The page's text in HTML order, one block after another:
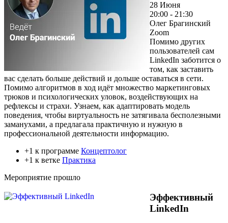
28 Июня
20:00 - 21:30
Олег Брагинский
Zoom
Помимо других
пользователей сам
LinkedIn заботится о
том, как заставить
вас сделать больше действий и дольше оставаться в сети.
Помимо алгоритмов в ход идёт множество маркетинговых
трюков и психологических уловок, воздействующих на
рефлексы и страхи. Узнаем, как адаптировать модель
поведения, чтобы виртуальность не затягивала бесполезными
заманухами, а предлагала практичную и нужную в
профессиональной деятельности информацию.
+1 к программе Концептолог
+1 к ветке Практика
Мероприятие прошло
Эффективный
LinkedIn